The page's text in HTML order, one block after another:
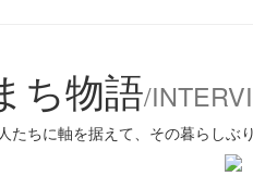
ち物語/
たちに軸を据えて、その暮らしぶ